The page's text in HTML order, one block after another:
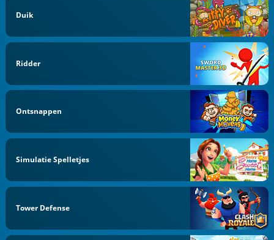
Duik
Ridder
Ontsnappen
Simulatie Spelletjes
Tower Defense